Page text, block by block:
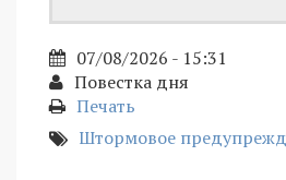
07/08/2026 - 15:31
Повестка дня
Печать
Штормовое